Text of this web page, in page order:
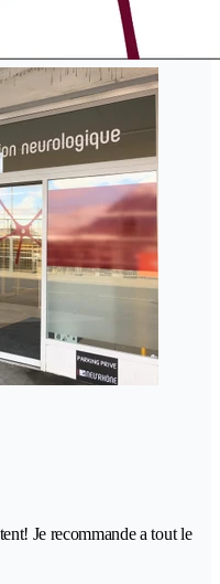
Je recommande a tout le